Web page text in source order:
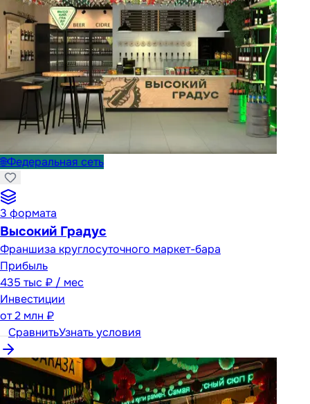
🌐Федеральная сеть
3 формата
Высокий Градус
Франшиза круглосуточного маркет-бара
Прибыль
435 тыс ₽ / мес
Инвестиции
от2 млн ₽
СравнитьУзнать условия